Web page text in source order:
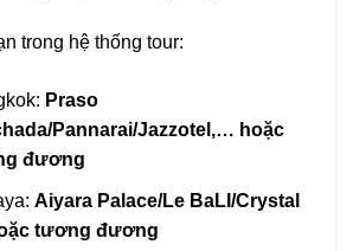
trong hệ thống tour:
Praso
Pannarai/Jazzotel ,… hoặc
đương
Aiyara Palace/Le BaLI /Crystal
tương đương